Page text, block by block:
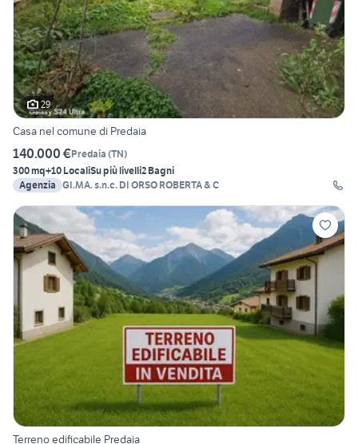
29
Casa nel comune di Predaia
140.000 €Predaia (TN)
300 mq+10 LocaliSu più livelli2 Bagni
Agenzia GI.MA. s.n.c. DI ORSO ROBERTA & C
Terreno edificabile Predaia